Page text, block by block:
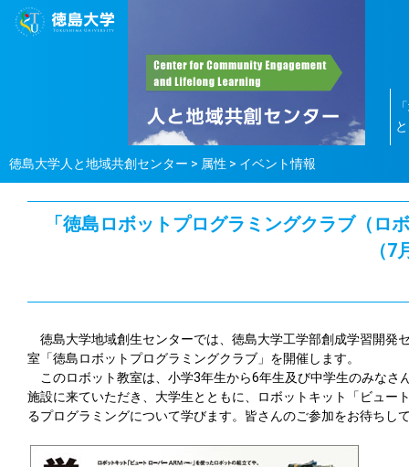
徳島大学人と地域共創センター > 属性 > イベント情報
「徳島ロボットプログラミングクラブ（
（
徳島大学地域創生センターでは、徳島大学工学部創成学習開発
室「徳島ロボットプログラミングクラブ」を開催します。
このロボット教室は、小学3年生から6年生及び中学生のみな
施設に来ていただき、大学生とともに、ロボットキット「ビュー
るプログラミングについて学びます。皆さんのご参加をお待ちし